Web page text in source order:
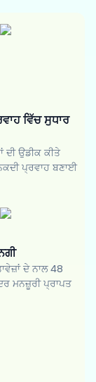
ਵਿੱਚ ਸੁਧਾਰ
ਦੀ ਉਡੀਕ ਕੀਤੇ
ਪ੍ਰਵਾਹ ਬਣਾਈ
ਦੇ ਨਾਲ 48
ਮਨਜ਼ੂਰੀ ਪ੍ਰਾਪਤ